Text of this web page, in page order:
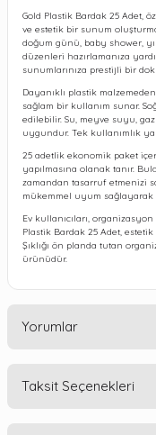
Gold Plastik Bardak 25 Adet,
ve estetik bir sunum
doğum günü, baby shower,
düzenleri hazırlamanıza
sunumlarınıza prestijli bir
Dayanıklı plastik
sağlam bir kullanım sunar.
edilebilir. Su, meyve suyu,
uygundur. Tek kullanımlık
25 adetlik ekonomik paket
yapılmasına olanak tanır.
zamandan tasarruf etmenizi
mükemmel uyum sağlayarak
Ev kullanıcıları,
Plastik Bardak 25 Adet,
Şıklığı ön planda tutan
ürünüdür.
Yorumlar
Taksit Seçenekleri